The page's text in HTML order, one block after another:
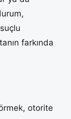
farkında
otorite